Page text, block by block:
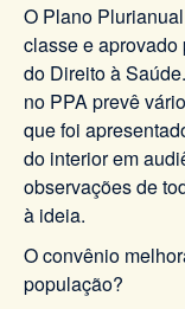
O Plano
classe e
do Direito à
no PPA prevê
que foi
do interior em
observações de
à ideia.
O convênio
população?